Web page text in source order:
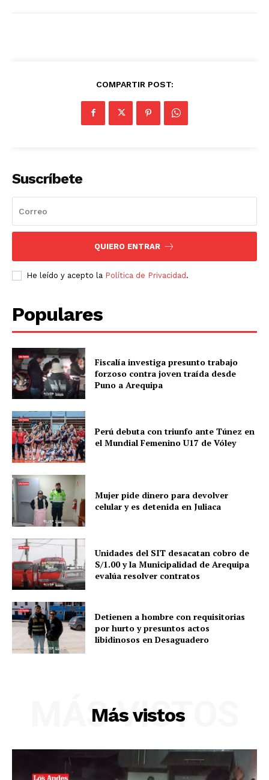
COMPARTIR POST:
Suscríbete
QUIERO ENTRAR
He leído y acepto la Política de Privacidad.
Populares
Fiscalía investiga presunto trabajo
forzoso contra joven traída desde
Puno a Arequipa
Perú debuta con triunfo ante Túnez en
el Mundial Femenino U17 de Vóley
Mujer pide dinero para devolver
celular y es detenida en Juliaca
Unidades del SIT desacatan cobro de
S/1.00 y la Municipalidad de Arequipa
evalúa resolver contratos
Detienen a hombre con requisitorias
por hurto y presuntos actos
libidinosos en Desaguadero
Más vistos
MÁS VISTOS